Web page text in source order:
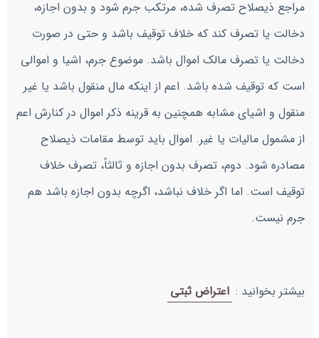
مراجع ذیصلاح تصرف شده، مرتکب جرم شود و بدون اجازه،
دخالت یا تصرف کند که خلاف توقیف باشد و حتی در صورت
دخالت یا تصرف مالک اموال باشد. موضوع جرم، اشیا و اموالی
است که توقیف شده باشد. اعم از اینکه مال منقول باشد یا غیر
منقول و اشیای مشابه همچنین به قرینه ذکر اموال در کنارش اعم
از مشمول مالیات یا غیر. اموال باید توسط مقامات ذیصلاح
مصادره شود. دوم، تصرف بدون اجازه و ثالثاً، تصرف خلاف
توقیف است. اما اگر خلاف نباشد، اگرچه بدون اجازه باشد هم
جرم نیست.
بیشتر بخوانید : اعتراض ثبتی